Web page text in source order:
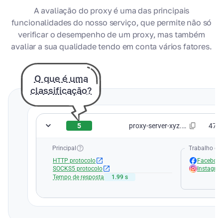
A avaliação do proxy é uma das principais
funcionalidades do nosso serviço, que permite não só
verificar o desempenho de um proxy, mas também
avaliar a sua qualidade tendo em conta vários fatores.
O que é uma
classificação?
5 proxy-server-xyz.com:8080
Principal
HTTP protocolo
SOCKS5 protocolo
Tempo de resposta
1.99 s
Trabalho de
Facebook